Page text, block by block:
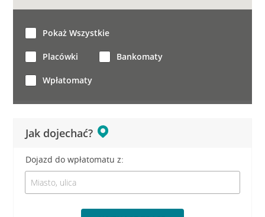
Jak dojechać?
Dojazd do wpłatomatu z:
Pokaż Wszystkie
Placówki Bankomaty
Wpłatomaty